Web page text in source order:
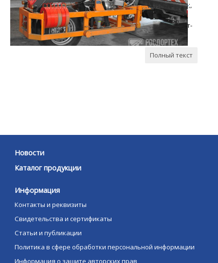
КП-514 РДТ «RDT LINE»;,
эксплуатируемая
дорожниками г. Санкт-
Петербурга.
Полный текст
Новости
Каталог продукции
Информация
Контакты и реквизиты
Свидетельства и сертификаты
Статьи и публикации
Политика в сфере обработки персональной информации
Информация о защите авторских прав